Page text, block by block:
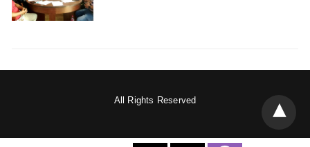
All Rights Reserved